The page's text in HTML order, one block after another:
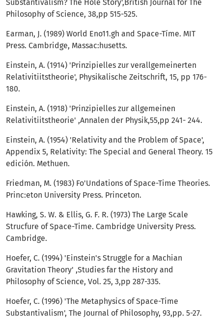
Substantivalism? The Hole Story',British Journal for The
Philosophy of Science, 38,pp 515-525.
Earman, J. (1989) World Eno11.gh and Space-Tíme. MIT
Press. Cambridge, Massac:husetts.
Einstein, A. (1914) 'Prinzipielles zur verallgemein­erten
Relativitiitstheorie', Physikalische Zeitschrift, 15, pp 176-
180.
Einstein, A. (1918) 'Prinzipielles zur allgemeinen
Relativitiitstheorie' ,Annalen der Physik,55,pp 241- 244.
Einstein, A. (1954) 'Relativity and the Problem of Space',
Appendix 5, Relativity: The Special and Ge­neral Theory. 15
edición. Methuen.
Friedman, M. (1983) Fo'Undations of Space-Time Theories.
Princ:eton University Press. Princeton.
Hawking, S. W. & Ellis, G. F. R. (1973) The Large Scale
Strucfure of Space-Time. Cambridge Uni­versity Press.
Cambridge.
Hoefer, C. (1994) 'Einstein's Struggle for a Machi­an
Gravitation Theory' ,Studies far the History and
Philosophy of Science, Vol. 25, 3,pp 287-335.
Hoefer, C. (1996) 'The Metaphysics of Space-Time
Substantivalism', The Journal of Philosophy, 93,pp. 5-27.